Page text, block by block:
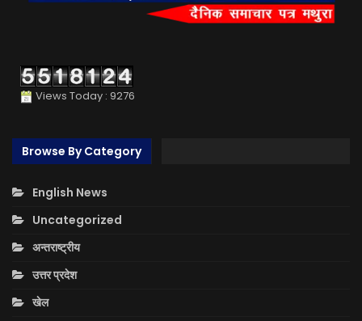
Views Today : 9276
Browse By Category
English News
Uncategorized
अन्तराष्ट्रीय
उत्तर प्रदेश
खेल